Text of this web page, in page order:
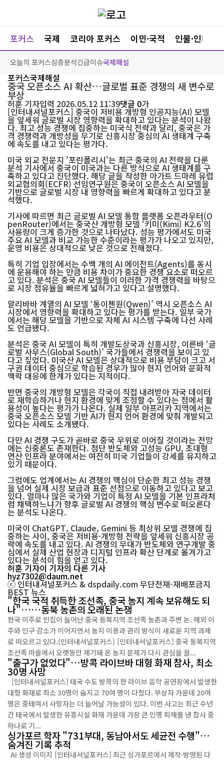
포커스 국제 코리아 포커스 이민·국적 인물·인터뷰
오늘의 포커스심층분석긴급이슈국제해설
포커스국제해설
중국 오픈소스 AI 확산…글로벌 표준 경쟁의 새 변수로
부상
허훈 기자입력 2026.05.12 11:39댓글 0가
[인터내셔널포커스] 중국이 저비용 개방형 인공지능(AI) 모델
을 앞세워 글로벌 시장 영향력을 확대하고 있다는 분석이 나왔
다. 최고 성능 경쟁에 집중하는 미국식 전략과 달리, 중국은 가
격 경쟁력과 개방성을 무기로 신흥시장 중심의 AI 생태계 구축
에 속도를 내고 있다는 평가다.
미국 외교 전문지 '포린폴리시'는 최근 중국의 AI 전략을 다룬
분석 기사에서 중국이 미국과는 다른 방식으로 AI 생태계를 구
축하고 있다고 진단했다. 해당 글을 작성한 아가트 드마레 유럽
외교협의회(ECFR) 선임연구원은 중국이 오픈소스 AI 모델을
기반으로 글로벌 시장 내 영향력을 빠르게 확대하고 있다고 분
석했다.
기사에 따르면 최근 글로벌 AI 모델 통합 플랫폼 오픈라우터(O
penRouter)에서는 중국산 개방형 모델 ‘키미(Kimi) K2.6’의
사용량이 크게 증가한 것으로 나타났다. 성능 평가에서도 미국
주요 AI 모델과 비교 가능한 수준이라는 평가가 나오고 있지만,
운영 비용은 상대적으로 낮은 것으로 전해졌다.
특히 기업 입장에서는 수백 개의 AI 에이전트(Agents)를 동시
에 운용해야 하는 만큼 비용 차이가 중요한 경쟁 요소로 떠오르
고 있다. 분석은 중국 AI 모델들이 이러한 가격 경쟁력을 바탕으
로 시장 점유율을 빠르게 넓혀가고 있다고 설명했다.
알리바바 계열의 AI 모델 ‘통이첸원(Qwen)’ 역시 오픈소스 AI
시장에서 영향력을 확대하고 있다는 평가를 받는다. 일부 국가
에서는 해당 모델을 기반으로 자체 AI 시스템 구축에 나선 사례
도 언급됐다.
분석은 중국 AI 모델이 특히 개발도상국과 신흥시장, 이른바 ‘글
로벌 사우스(Global South)’ 국가들에서 경쟁력을 보이고 있
다고 짚었다. 미국산 AI 모델은 상대적으로 비용 부담이 크고 서
구권 데이터 중심으로 학습된 경우가 많아 현지 언어와 문화적
맥락 대응에 한계가 있다는 지적이다.
반면 중국의 개방형 모델은 각국이 직접 내려받아 자국 데이터
로 재학습하거나 현지 환경에 맞게 조정할 수 있다는 점에서 활
용성이 높다는 평가가 나온다. 실제 일부 아프리카 지역에서는
중국 오픈소스 모델 기반 AI가 현지 언어 환경에 맞춰 개발되고
있다는 사례도 소개됐다.
다만 AI 경쟁 구도가 곧바로 중국 우위로 이어질 것이라는 전망
에는 신중론도 존재한다. 첨단 반도체와 고성능 GPU, 초대형
연산 인프라 분야에서는 여전히 미국 기업들이 강세를 유지하고
있기 때문이다.
그럼에도 업계에서는 AI 경쟁의 핵심이 단순한 최고 성능 경쟁
을 넘어 실제 시장 보급과 표준 선점으로 이동하고 있다고 보고
있다. 얼마나 많은 국가와 기업이 특정 AI 모델을 기본 인프라처
럼 채택하느냐가 향후 글로벌 AI 경쟁의 핵심 변수로 떠오른다
는 분석도 나온다.
미국이 ChatGPT, Claude, Gemini 등 최상위 모델 경쟁에 집
중하는 사이, 중국은 저비용·개방형 전략을 앞세워 신흥시장 공
략에 속도를 내고 있다. AI 경쟁의 무대가 반도체와 연구개발 중
심에서 실제 산업 현장과 디지털 인프라 확산 단계로 옮겨가고
있다는 분석이 힘을 얻고 있다.
허훈 기자이 기자의 다른 기사
hyz7302@daum.net
ⓒ 인터내셔널포커스 & dspdaily.com 무단전재-재배포금지
BEST뉴스
"한국 국적 취득한 조선족, 중국 농지 계속 보유해도 되
나"……동북 농촌의 오래된 논쟁
한국 이주로 빈집이 늘어난 중국 동북지역 조선족 농촌과 주변 논. 해외 이
주와 인구 감소가 이어지면서 농지 이용과 관리 방식이 새로운 지역 과제
로 떠오르고 있다.(인터내셔널포커스) [인터내셔널포커스] 중국 동북지역
조선족 마을에서 오랫동안 제기돼 온 농지 문제가 다시 관심을 끌...
"출구가 없었다"…방콕 라이브바 대형 화재 참사, 최소
30명 사망
[인터내셔널포커스] 태국 수도 방콕의 한 라이브 음악 공연장에서 발생한
대형 화재로 최소 30명이 숨지고 70여 명이 다쳤다. 부상자 가운데 20여
명은 중태여서 사망자는 더 늘어날 가능성이 있다. 이번 사고는 최근 수년
간 태국에서 발생한 유흥시설 화재 가운데 가장 큰 인명 피해를 낸 참사 중
하나로 기...
싱가포르 학자 "731부대, 동남아서도 세균전 수행"…
숨겨진 기록 추적